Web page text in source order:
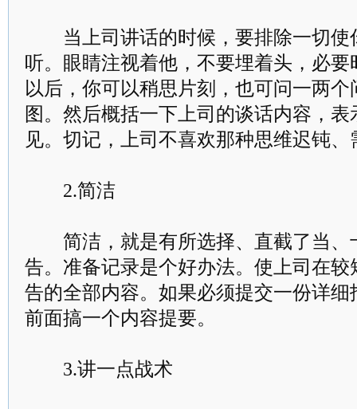
当上司讲话的时候，要排除一切使
听。眼睛注视着他，不要埋着头，必
以后，你可以稍思片刻，也可问一两
图。然后概括一下上司的谈话内容，
见。切记，上司不喜欢那种思维迟钝
2.简洁
简洁，就是有所选择、直截了当、
告。准备记录是个好办法。使上司在
告的全部内容。如果必须提交一份详
前面搞一个内容提要。
3.讲一点战术